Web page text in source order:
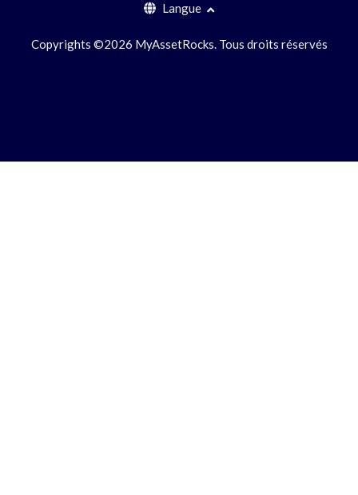
Langue
Copyrights ©2026 MyAssetRocks. Tous droits réservés